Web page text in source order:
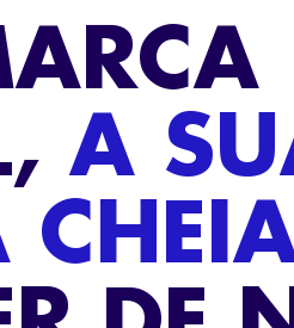
e Meta Ads. Domínio na
GOOGLE
Leads
imediata.
REDES
Gestão de
clínicas.
DESIGN
Sites que
DENTISTAS
Dentistas em prática
privada que querem
preencher a sua agenda.
A